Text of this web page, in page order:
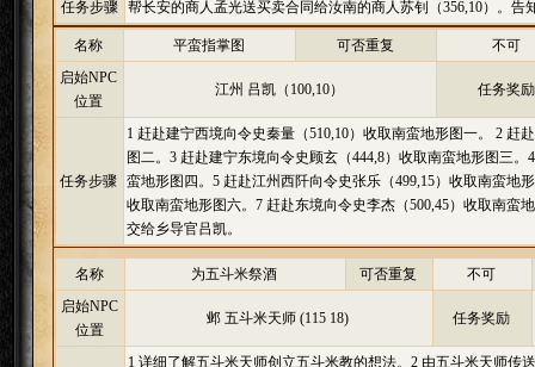
任务步骤 帮长安的商人孟光送买卖合同给汝南的商人苏钊（356,10）。
名称 平蛮指掌图 可否重复
不可
启始NPC
位置
江州 吕凯（100,10） 任务奖励
任务步骤
1 赶赴建宁西境向令史秦量（510,10）收取南蛮地形图一。 2 赶
图二。3 赶赴建宁东境向令史顾玄（444,8）收取南蛮地形图三
蛮地形图四。5 赶赴江州西阡向令史张乐（499,15）收取南蛮地
收取南蛮地形图六。7 赶赴东境向令史李杰（500,45）收取南蛮
交给乡导官吕凯。
名称 为五斗米祭酒 可否重复
不可
启始NPC
位置
邺 五斗米天师 (115 18) 任务奖励
1 详细了解五斗米天师创立五斗米教的想法。2 由五斗米天师传